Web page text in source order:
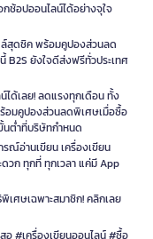
ช้อปออนไลน์ได้อย่างจุใจ
ล์สุดชิค พร้อมคูปองส่วนลด
B2S ยังใจดีส่งฟรีทั่วประเทศ
ได้เลย! ลดแรงทุกเดือน ทั้ง
อมคูปองส่วนลดพิเศษเมื่อซื้อ
นต่ำที่บริษัทกำหนด
ณ์อ่านเขียน เครื่องเขียน
วก ทุกที่ ทุกเวลา แค่มี App
เศษเฉพาะสมาชิก! คลิกเลย
อ #เครื่องเขียนออนไลน์ #ซื้อ